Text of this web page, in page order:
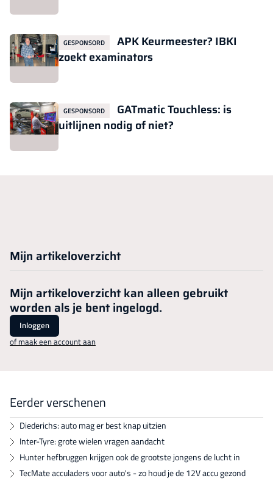
GESPONSORD
APK Keurmeester? IBKI
zoekt examinators
GESPONSORD
GATmatic Touchless: is
uitlijnen nodig of niet?
Mijn artikeloverzicht
Mijn artikeloverzicht kan alleen gebruikt
worden als je bent ingelogd.
Inloggen
of maak een account aan
Eerder verschenen
Diederichs: auto mag er best knap uitzien
Inter-Tyre: grote wielen vragen aandacht
Hunter hefbruggen krijgen ook de grootste jongens de lucht in
TecMate acculaders voor auto's - zo houd je de 12V accu gezond